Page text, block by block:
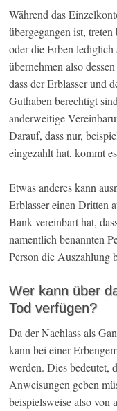
Während das
übergegangen ist,
oder die Erben lediglich
übernehmen also
dass der Erblasser und
Guthaben berechtigt
anderweitige
Darauf, dass nur,
eingezahlt hat, kommt
Etwas anderes kann
Erblasser einen Dritten
Bank vereinbart hat,
namentlich benannten
Person die Auszahlung
Wer kann über
Tod verfügen?
Da der Nachlass als
kann bei einer
werden. Dies bedeutet,
Anweisungen geben
beispielsweise also von